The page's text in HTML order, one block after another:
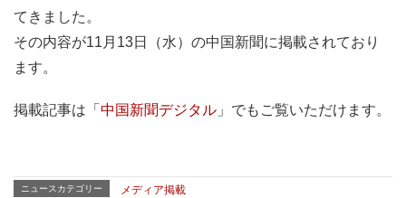
てきました。
その内容が11月13日（水）の中国新聞に掲載されており
ます。
掲載記事は「 中国新聞デジタル 」でもご覧いただけます。
ニュースカテゴリー メディア掲載